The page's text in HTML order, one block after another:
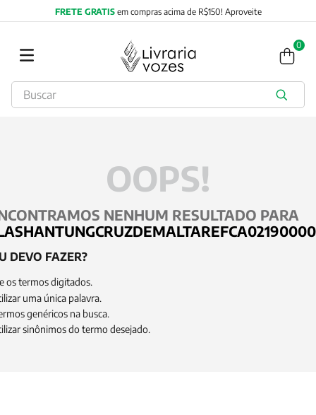
FRETE GRATISem compras acima de R$150! Aproveite
0
Buscar
OOPS!
NENHUM RESULTADO PARA
DEVO FAZER?
os termos digitados.
uma única palavra.
genéricos na busca.
sinônimos do termo desejado.
TERMOS MAIS BUSCADOS
5º byung chul han
8º santo agostinho
9º anselm grun